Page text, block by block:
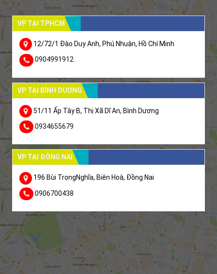
VP TẠI TPHCM
12/72/1 Đào Duy Anh, Phú Nhuận, Hồ Chí Minh
0904991912
VP TẠI BÌNH DƯƠNG
51/11 Ấp Tây B, Thị Xã Dĩ An, Bình Dương
0934655679
VP TẠI ĐỒNG NAI
196 Bùi TrọngNghĩa, Biên Hoà, Đồng Nai
0906700438